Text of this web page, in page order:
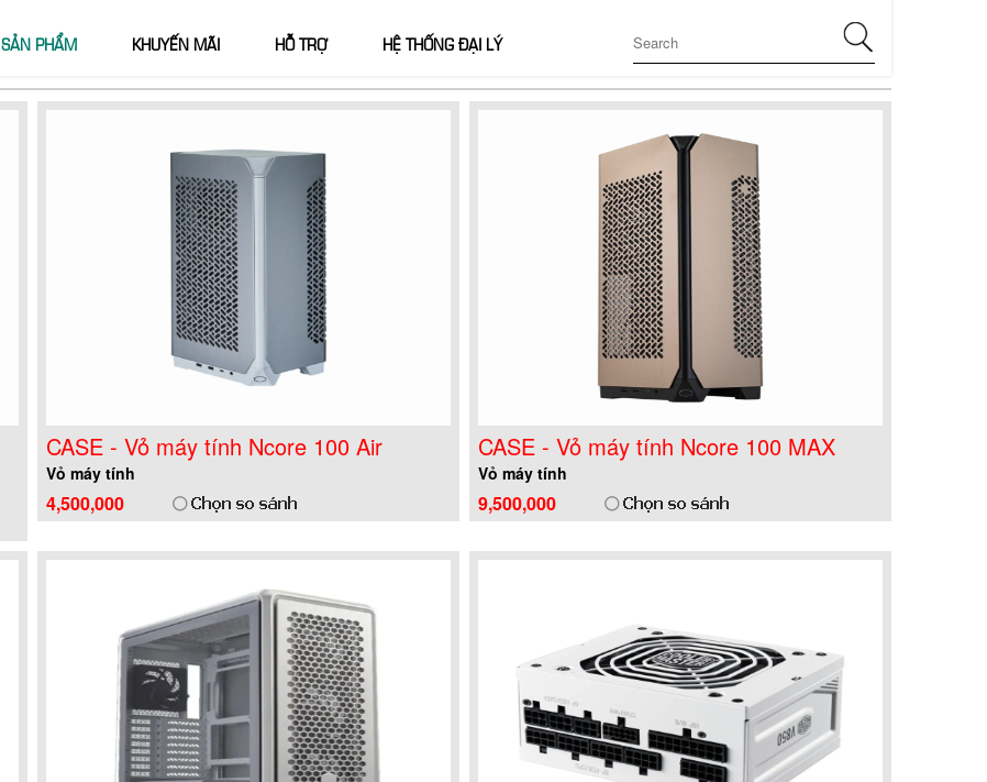
SẢN PHẨM KHUYẾN MÃI HỖ TRỢ HỆ THỐNG ĐẠI LÝ
CASE - Vỏ máy tính Ncore 100 Air
Vỏ máy tính
4,500,000
CASE - Vỏ máy tính Ncore 100 MAX
Vỏ máy tính
9,500,000